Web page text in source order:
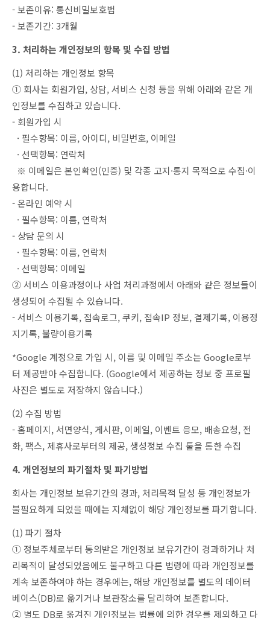
- 보존이유: 통신비밀보호법
- 보존기간: 3개월
3. 처리하는 개인정보의 항목 및 수집 방법
(1) 처리하는 개인정보 항목
① 회사는 회원가입, 상담, 서비스 신청 등을 위해 아래와 같은 개
인정보를 수집하고 있습니다.
- 회원가입 시
· 필수항목: 이름, 아이디, 비밀번호, 이메일
· 선택항목: 연락처
※ 이메일은 본인확인(인증) 및 각종 고지·통지 목적으로 수집·이
용합니다.
- 온라인 예약 시
· 필수항목: 이름, 연락처
- 상담 문의 시
· 필수항목: 이름, 연락처
· 선택항목: 이메일
② 서비스 이용과정이나 사업 처리과정에서 아래와 같은 정보들이
생성되어 수집될 수 있습니다.
- 서비스 이용기록, 접속로그, 쿠키, 접속IP 정보, 결제기록, 이용정
지기록, 불량이용기록
*Google 계정으로 가입 시, 이름 및 이메일 주소는 Google로부
터 제공받아 수집합니다. (Google에서 제공하는 정보 중 프로필
사진은 별도로 저장하지 않습니다.)
(2) 수집 방법
- 홈페이지, 서면양식, 게시판, 이메일, 이벤트 응모, 배송요청, 전
화, 팩스, 제휴사로부터의 제공, 생성정보 수집 툴을 통한 수집
4. 개인정보의 파기절차 및 파기방법
회사는 개인정보 보유기간의 경과, 처리목적 달성 등 개인정보가
불필요하게 되었을 때에는 지체없이 해당 개인정보를 파기합니다.
(1) 파기 절차
① 정보주체로부터 동의받은 개인정보 보유기간이 경과하거나 처
리목적이 달성되었음에도 불구하고 다른 법령에 따라 개인정보를
계속 보존하여야 하는 경우에는, 해당 개인정보를 별도의 데이터
베이스(DB)로 옮기거나 보관장소를 달리하여 보존합니다.
② 별도 DB로 옮겨진 개인정보는 법률에 의한 경우를 제외하고 다